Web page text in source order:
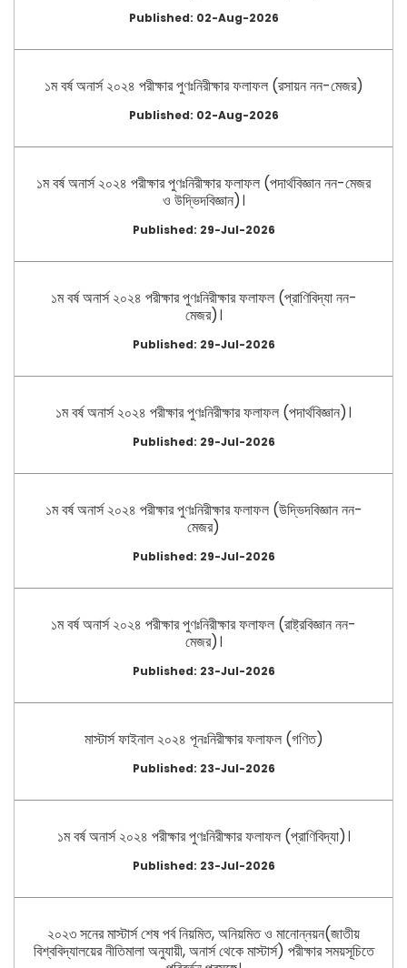
Published: 02-Aug-2026
১ম বর্ষ অনার্স ২০২৪ পরীক্ষার পুণঃনিরীক্ষার ফলাফল (রসায়ন নন-মেজর)
Published: 02-Aug-2026
১ম বর্ষ অনার্স ২০২৪ পরীক্ষার পুণঃনিরীক্ষার ফলাফল (পদার্থবিজ্ঞান নন-মেজর
ও উদ্ভিদবিজ্ঞান)।
Published: 29-Jul-2026
১ম বর্ষ অনার্স ২০২৪ পরীক্ষার পুণঃনিরীক্ষার ফলাফল (প্রাণিবিদ্যা নন-
মেজর)।
Published: 29-Jul-2026
১ম বর্ষ অনার্স ২০২৪ পরীক্ষার পুণঃনিরীক্ষার ফলাফল (পদার্থবিজ্ঞান)।
Published: 29-Jul-2026
১ম বর্ষ অনার্স ২০২৪ পরীক্ষার পুণঃনিরীক্ষার ফলাফল (উদ্ভিদবিজ্ঞান নন-
মেজর)
Published: 29-Jul-2026
১ম বর্ষ অনার্স ২০২৪ পরীক্ষার পুণঃনিরীক্ষার ফলাফল (রাষ্ট্রবিজ্ঞান নন-
মেজর)।
Published: 23-Jul-2026
মাস্টার্স ফাইনাল ২০২৪ পূনঃনিরীক্ষার ফলাফল (গণিত)
Published: 23-Jul-2026
১ম বর্ষ অনার্স ২০২৪ পরীক্ষার পুণঃনিরীক্ষার ফলাফল (প্রাণিবিদ্যা)।
Published: 23-Jul-2026
২০২৩ সনের মাস্টার্স শেষ পর্ব নিয়মিত, অনিয়মিত ও মানোন্নয়ন(জাতীয়
বিশ্ববিদ্যালয়ের নীতিমালা অনুযায়ী, অনার্স থেকে মাস্টার্স) পরীক্ষার সময়সূচিতে